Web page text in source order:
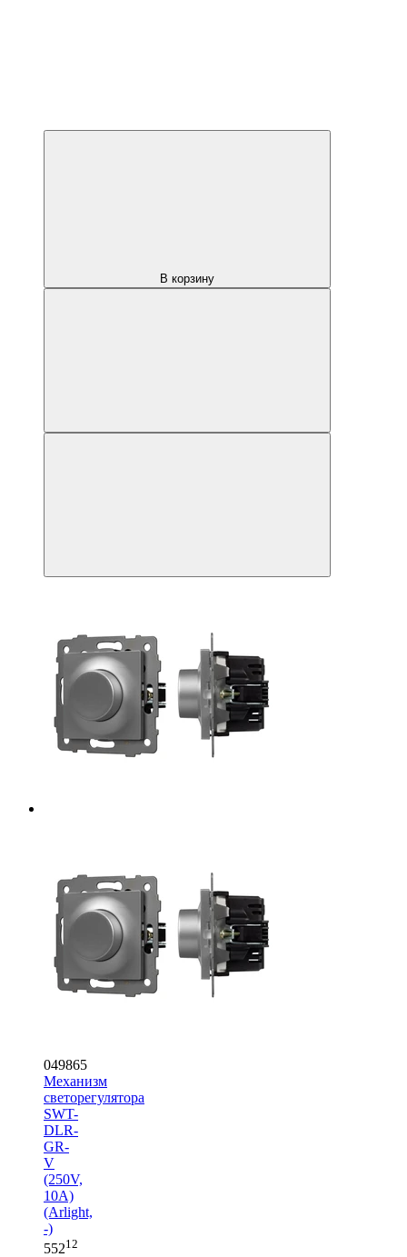
В корзину
049865
Механизм
светорегулятора
SWT-
DLR-
GR-
V
(250V,
10A)
(Arlight,
-)
55212